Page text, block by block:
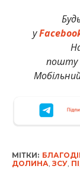
у
пошту
МІТКИ:
ДОЛИНА, ЗСУ,